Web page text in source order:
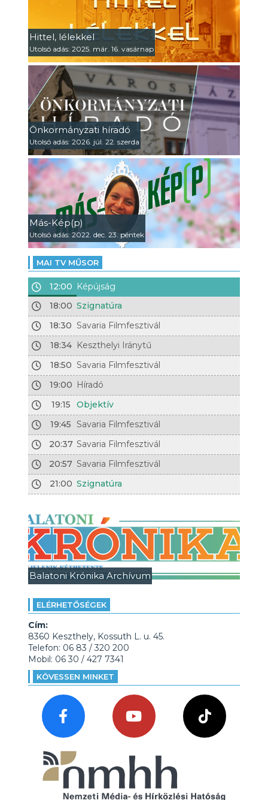
Hittel, lélekkel
Utolsó adás: 2025. már. 16. vasárnap
Önkormányzati híradó
Utolsó adás: 2026. júl. 22. szerda
Más-Kép(p)
Utolsó adás: 2022. dec. 23. péntek
MAI TV MŰSOR
12:00 Képújság
18:00 Szignatúra
18:30 Savaria Filmfesztivál
18:34 Keszthelyi Iránytű
18:50 Savaria Filmfesztivál
19:00 Híradó
19:15
Objektív
19:45
Savaria Filmfesztivál
20:37 Savaria Filmfesztivál
20:57 Savaria Filmfesztivál
21:00 Szignatúra
Balatoni Krónika Archívum
ELÉRHETŐSÉGEK
Cím:
8360 Keszthely, Kossuth L. u. 45.
Telefon: 06 83 / 320 200
Mobil: 06 30 / 427 7341
KÖVESSEN MINKET